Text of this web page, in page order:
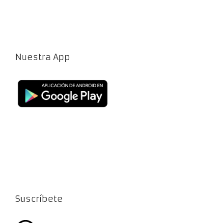
Nuestra App
Suscríbete